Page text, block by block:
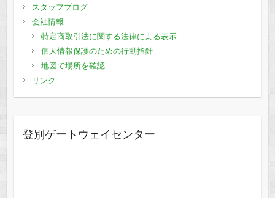
スタッフブログ
会社情報
特定商取引法に関する法律による表示
個人情報保護のための行動指針
地図で場所を確認
リンク
登別ゲートウェイセンター